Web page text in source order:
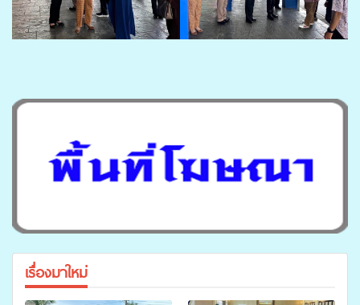
เรื่องมาใหม่